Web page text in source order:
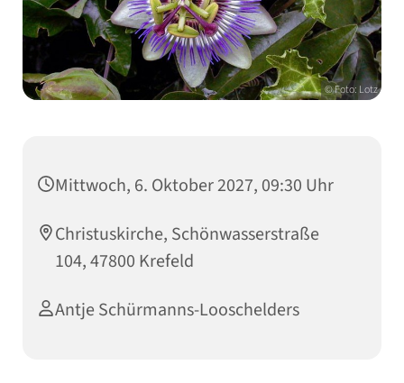
© Foto: Lotz
Mittwoch, 6. Oktober 2027, 09:30 Uhr
Christuskirche, Schönwasserstraße
104, 47800 Krefeld
Antje Schürmanns-Looschelders